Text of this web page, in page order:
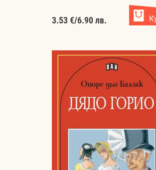
3.53 €/6.90 лв.